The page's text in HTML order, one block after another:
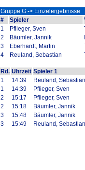
Gruppe G -> Einzelergebnisse
#
Spieler
1
Pflieger, Sven
2
Bäumler, Jannik
3
Eberhardt, Martin
4
Reuland, Sebastian
Rd. Uhrzeit Spieler 1
1
14:39
Reuland, Sebastian
1
14:39
Pflieger, Sven
2
15:17
Pflieger, Sven
2
15:18
Bäumler, Jannik
3
15:48
Bäumler, Jannik
3
15:49 Reuland, Sebastian